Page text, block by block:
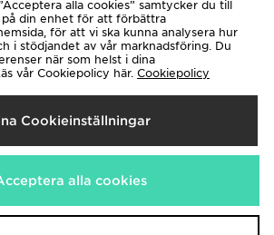
Levererar Till
följande betalningssätt
alla cookies” samtycker du till
på din enhet för att förbättra
för att vi ska kunna analysera hur
i stödjandet av vår marknadsföring. Du
när som helst i dina
vår Cookiepolicy här. Cookiepolicy
Cookieinställningar
alla cookies